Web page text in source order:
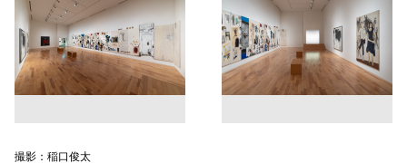
撮影：稲口俊太